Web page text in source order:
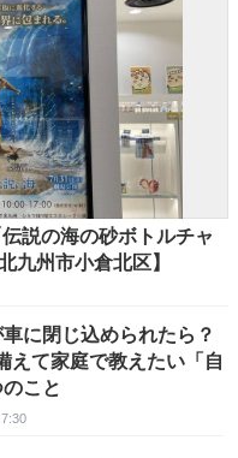
説の海の砂ボトルチャ
九州市小倉北区】
車に閉じ込められたら？
えて家庭で教えたい「自
こと